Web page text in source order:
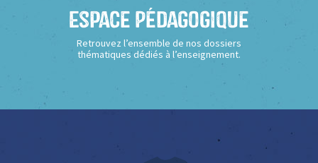
Espace Pédagogique
Retrouvez l’ensemble de nos dossiers
thématiques dédiés à l’enseignement.